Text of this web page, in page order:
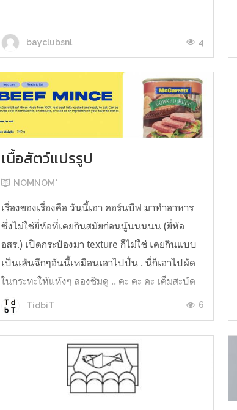
bayclubsnl 4
เนื้อสัตว์แปรรูป
NOMNOM*
เรื่องของเรื่องคือ วันนี้เอา คอร์นบีฟ มาทำอาหาร
ซึ่งไม่ใช่ยี่ห้อที่เคยกินสมัยก่อนนู้นนนนน (ยี่ห้อ
อสร.) เปิดกระป๋องมา texture ก็ไม่ใช่ เคยกินแบบ
เป็นเส้นฉีกๆอันนี้เหมือนเอาไปปั่น . นี่ก็เอาไปผัด
ในกระทะให้แห้งๆ ลองชิมดู .. คะ คะ คะ เค็มสะบัด
O o" ... แบบใช้โควต้ากินโซเดียมทั้งสัปดาห์
ต้องหาผักนึ่ง ...
TidbiT 6